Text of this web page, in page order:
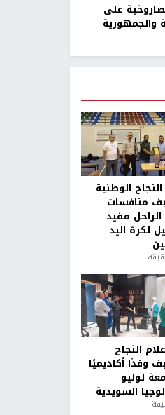
على
والجمهورية
الوطنية
منافسات
مفيد
لكرة اليد
النجاح
وفدًا أكاديميًا
لوليو
السويدية